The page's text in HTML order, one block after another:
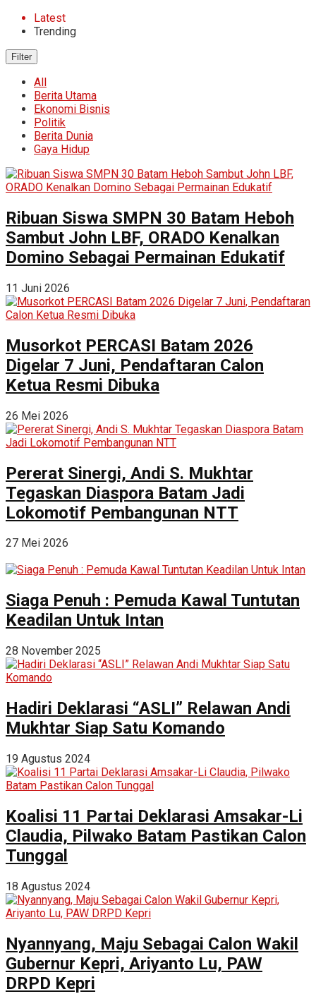
Latest
Trending
Filter
All
Berita Utama
Ekonomi Bisnis
Politik
Berita Dunia
Gaya Hidup
Ribuan Siswa SMPN 30 Batam Heboh
Sambut John LBF, ORADO Kenalkan
Domino Sebagai Permainan Edukatif
11 Juni 2026
Musorkot PERCASI Batam 2026
Digelar 7 Juni, Pendaftaran Calon
Ketua Resmi Dibuka
26 Mei 2026
Pererat Sinergi, Andi S. Mukhtar
Tegaskan Diaspora Batam Jadi
Lokomotif Pembangunan NTT
27 Mei 2026
Siaga Penuh : Pemuda Kawal Tuntutan
Keadilan Untuk Intan
28 November 2025
Hadiri Deklarasi “ASLI” Relawan Andi
Mukhtar Siap Satu Komando
19 Agustus 2024
Koalisi 11 Partai Deklarasi Amsakar-Li
Claudia, Pilwako Batam Pastikan Calon
Tunggal
18 Agustus 2024
Nyannyang, Maju Sebagai Calon Wakil
Gubernur Kepri, Ariyanto Lu, PAW
DRPD Kepri